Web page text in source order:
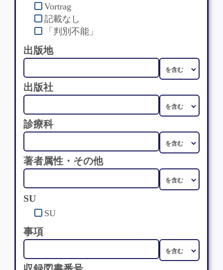
Vortrag
記載なし
「判別不能」
出版地
出版社
診療科
著者属性・その他
SU
SU
事項